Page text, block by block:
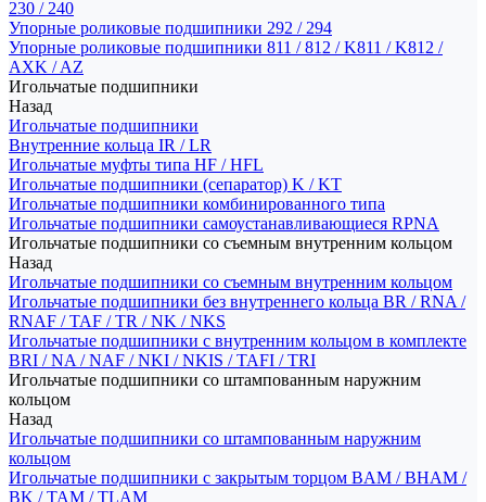
230 / 240
Упорные роликовые подшипники 292 / 294
Упорные роликовые подшипники 811 / 812 / K811 / K812 /
AXK / AZ
Игольчатые подшипники
Назад
Игольчатые подшипники
Внутренние кольца IR / LR
Игольчатые муфты типа HF / HFL
Игольчатые подшипники (сепаратор) K / KT
Игольчатые подшипники комбинированного типа
Игольчатые подшипники самоустанавливающиеся RPNA
Игольчатые подшипники со съемным внутренним кольцом
Назад
Игольчатые подшипники со съемным внутренним кольцом
Игольчатые подшипники без внутреннего кольца BR / RNA /
RNAF / TAF / TR / NK / NKS
Игольчатые подшипники с внутренним кольцом в комплекте
BRI / NA / NAF / NKI / NKIS / TAFI / TRI
Игольчатые подшипники со штампованным наружним
кольцом
Назад
Игольчатые подшипники со штампованным наружним
кольцом
Игольчатые подшипники с закрытым торцом BAM / BHAM /
BK / TAM / TLAM